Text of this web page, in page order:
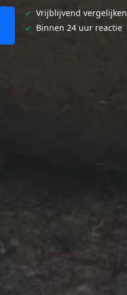
✓ Vrijblijvend vergelijken
✓ Binnen 24 uur reactie